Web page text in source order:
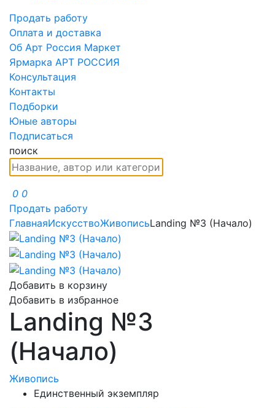
Продать работу
Оплата и доставка
Об Арт Россия Маркет
Ярмарка АРТ РОССИЯ
Консультация
Контакты
Подборки
Юные авторы
Подписаться
поиск
0 0
Продать работу
ГлавнаяИскусствоЖивописьLanding №3 (Начало)
Добавить в корзину
Добавить в избранное
Landing №3
(Начало)
Живопись
Единственный экземпляр